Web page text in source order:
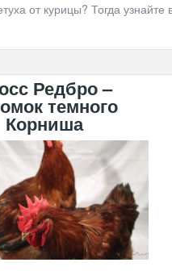
от курицы? Тогда
Редбро –
темного
Корниша